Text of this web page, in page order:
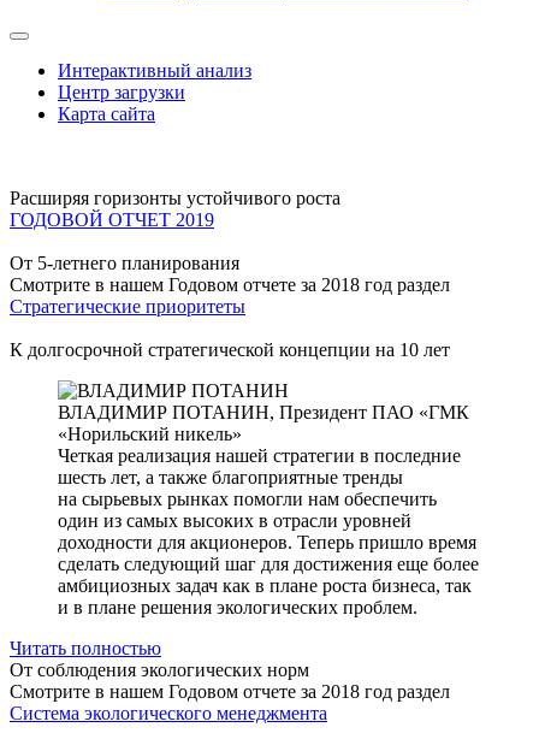
Интерактивный анализ
Центр загрузки
Карта сайта
Расширяя горизонты устойчивого роста
ГОДОВОЙ ОТЧЕТ 2019
От 5-летнего планирования
Смотрите в нашем Годовом отчете за 2018 год раздел
Стратегические приоритеты
К долгосрочной стратегической концепции на 10 лет
ВЛАДИМИР ПОТАНИН, Президент ПАО «ГМК
«Норильский никель»
Четкая реализация нашей стратегии в последние
шесть лет, а также благоприятные тренды
на сырьевых рынках помогли нам обеспечить
один из самых высоких в отрасли уровней
доходности для акционеров. Теперь пришло время
сделать следующий шаг для достижения еще более
амбициозных задач как в плане роста бизнеса, так
и в плане решения экологических проблем.
Читать полностью
От соблюдения экологических норм
Смотрите в нашем Годовом отчете за 2018 год раздел
Система экологического менеджмента